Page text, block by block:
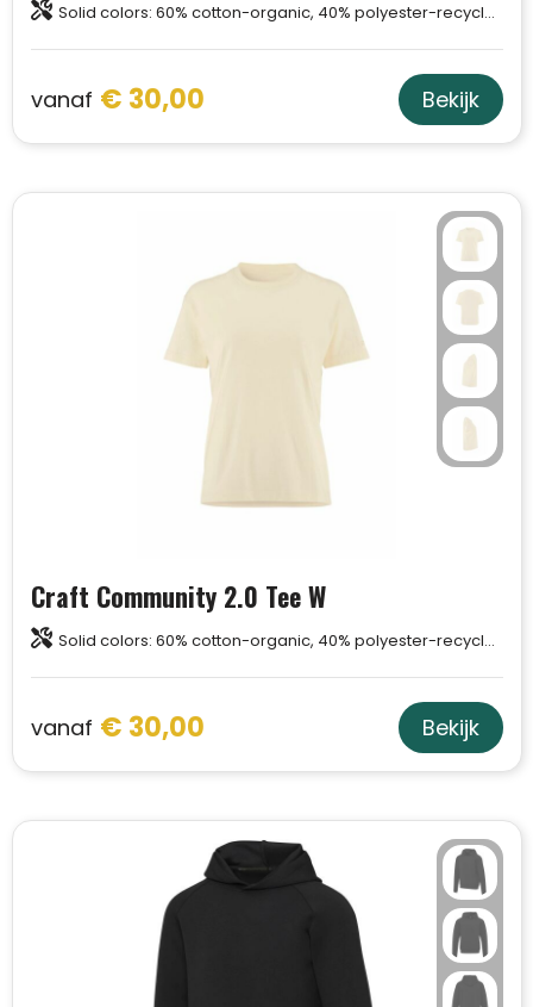
Toilettassen
Collegetassen
Schoenentassen
Goodiebags
Solid colors: 60% cotton-organic, 40% polyester-recycled. Melange colors: 63% cotton-organic, 31% polyester-recycled, 6% viscose.
vanaf € 30,00 Bekijk
Craft Community 2.0 Tee W
Solid colors: 60% cotton-organic, 40% polyester-recycled. Melange colors: 63% cotton-organic, 31% polyester-recycled, 6% viscose.
vanaf € 30,00 Bekijk